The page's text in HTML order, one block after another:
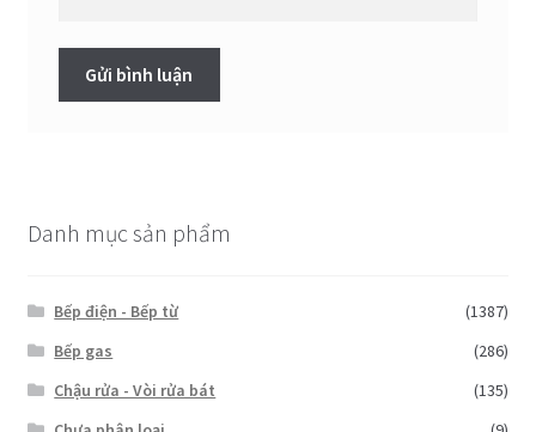
Danh mục sản phẩm
Bếp điện - Bếp từ
(1387)
Bếp gas
(286)
Chậu rửa - Vòi rửa bát
(135)